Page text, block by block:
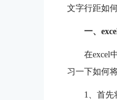
文字行距如
一、
在excel
习一下如何
1、首先